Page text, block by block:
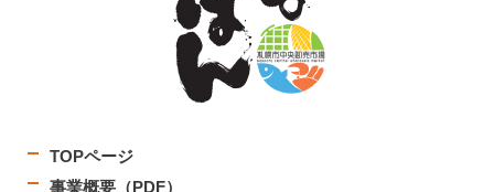
TOPページ
事業概要（PDF）